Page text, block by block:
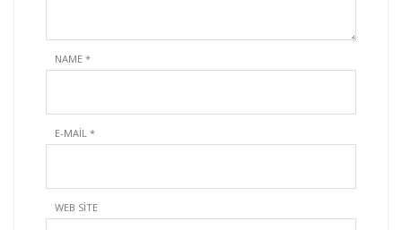
NAME *
E-MAIL *
WEB SITE